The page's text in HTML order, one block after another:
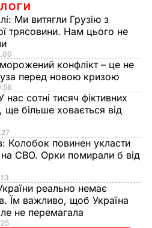
Ми витягли Грузію з
трясовини. Нам цього не
конфлікт – це не
перед новою кризою
нас сотні тисяч фіктивних
ще більше ховається від
Колобок повинен укласти
на СВО. Орки помирали б від
реально немає
Їм важливо, щоб Україна
не перемагала